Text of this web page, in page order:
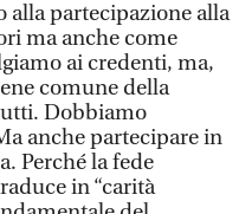
alla partecipazione alla
ma anche come
ai credenti, ma,
comune della
Dobbiamo
anche partecipare in
Perché la fede
in “carità